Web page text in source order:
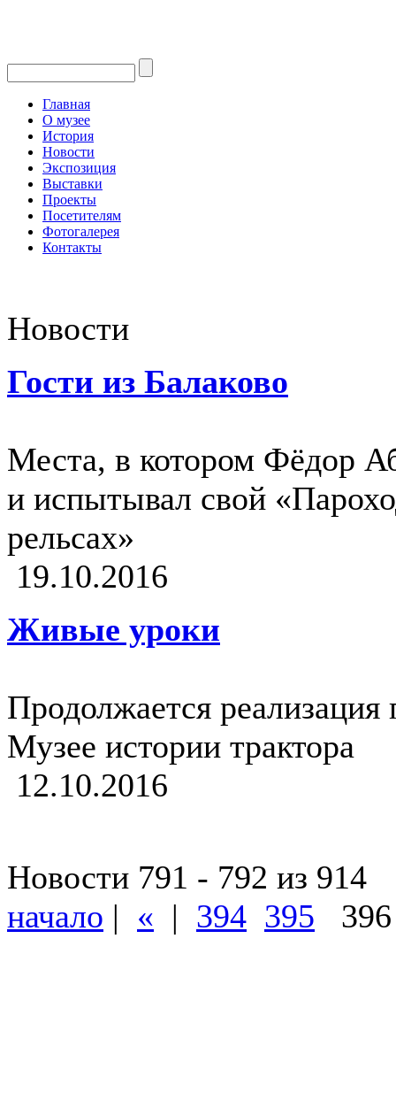
Главная
О музее
История
Новости
Экспозиция
Выставки
Проекты
Посетителям
Фотогалерея
Контакты
Новости
Гости из Балаково
Места, в котором Фёдор
и испытывал свой
рельсах»
19.10.2016
Живые уроки
Продолжается
Музее истории трактора
12.10.2016
Новости 791 - 792 из 914
начало | « | 394 395